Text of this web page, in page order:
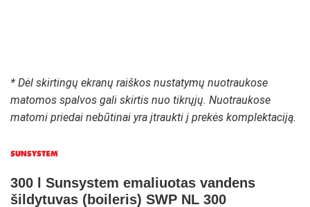
* Dėl skirtingų ekranų raiškos nustatymų nuotraukose
matomos spalvos gali skirtis nuo tikrųjų. Nuotraukose
matomi priedai nebūtinai yra įtraukti į prekės komplektaciją.
300 l Sunsystem emaliuotas vandens
šildytuvas (boileris) SWP NL 300